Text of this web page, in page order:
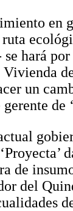
en
hará
un
de
de
del